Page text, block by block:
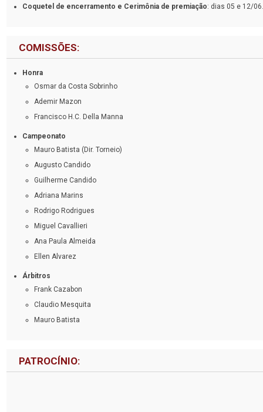
Coquetel de encerramento e Cerimônia de premiação: dias 05 e 12/
COMISSÕES:
Honra
Osmar da Costa Sobrinho
Ademir Mazon
Francisco H.C. Della Manna
Campeonato
Mauro Batista (Dir. Torneio)
Augusto Candido
Guilherme Candido
Adriana Marins
Rodrigo Rodrigues
Miguel Cavallieri
Ana Paula Almeida
Ellen Alvarez
Árbitros
Frank Cazabon
Claudio Mesquita
Mauro Batista
PATROCÍNIO: